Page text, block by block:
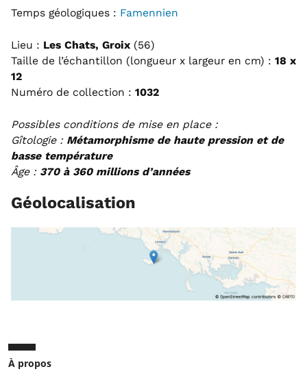
Temps géologiques : Famennien
Lieu : Les Chats, Groix(56)
Taille de l’échantillon (longueur x largeur en cm) : 18 x
12
Numéro de collection : 1032
Possibles conditions de mise en place :
Gîtologie : Métamorphisme de haute pression et de
basse température
Âge : 370 à 360 millions d’années
Géolocalisation
À propos